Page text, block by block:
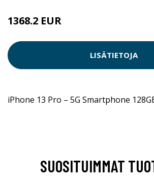
1368.2 EUR
LISÄTIETOJA
iPhone 13 Pro – 5G Smartphone
SUOSITUIMMAT